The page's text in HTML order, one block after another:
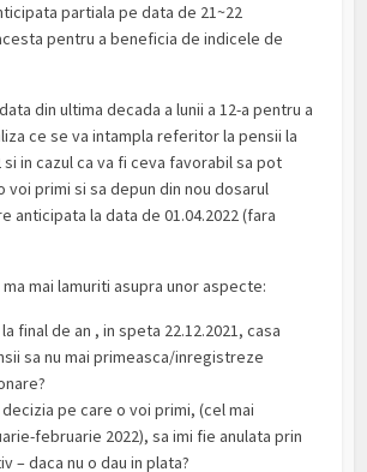
partiala pe data de 21~22
pentru a beneficia de indicele de
din ultima decada a lunii a 12-a pentru a
ce se va intampla referitor la pensii la
si in cazul ca va fi ceva favorabil sa pot
voi primi si sa depun din nou dosarul
anticipata la data de 01.04.2022 (fara
mai lamuriti asupra unor aspecte:
final de an , in speta 22.12.2021, casa
sa nu mai primeasca/inregistreze
pe care o voi primi, (cel mai
februarie 2022), sa imi fie anulata prin
– daca nu o dau in plata?